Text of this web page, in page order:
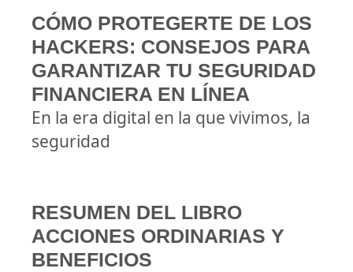
CÓMO PROTEGERTE DE LOS
HACKERS: CONSEJOS PARA
GARANTIZAR TU SEGURIDAD
FINANCIERA EN LÍNEA
En la era digital en la que vivimos, la
seguridad
RESUMEN DEL LIBRO
ACCIONES ORDINARIAS Y
BENEFICIOS